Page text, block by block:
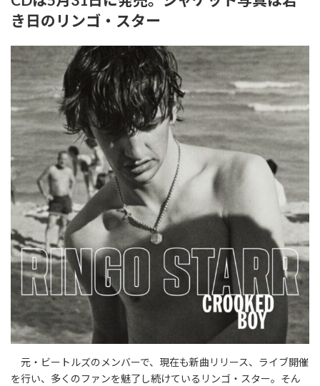
時
き日のリンゴ・スター
元・ビートルズのメンバーで、現在も新曲リリース、ライブ開催
を行い、多くのファンを魅了し続けているリンゴ・スター。そん